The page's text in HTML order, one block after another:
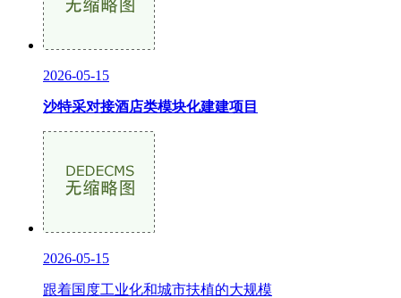
2026-05-15
沙特采对接酒店类模块化建建项目
2026-05-15
跟着国度工业化和城市扶植的大规模